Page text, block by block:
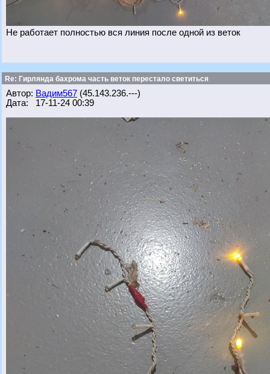
Не работает полностью вся линия после одной из веток
Re: Гирлянда бахрома часть веток перестало светиться
Автор: Вадим567 (45.143.236.---)
Дата: 17-11-24 00:39